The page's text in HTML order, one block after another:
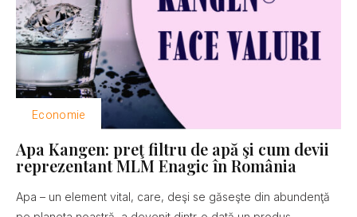
Economie
Apa Kangen: preţ filtru de apă şi cum devii
reprezentant MLM Enagic în România
Apa – un element vital, care, deşi se găseşte din abundenţă